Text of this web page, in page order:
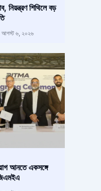
নিয়ন্ত্রণ শিথিলে বড়
আগস্ট ৬, ২০২৬
আনতে একসঙ্গে